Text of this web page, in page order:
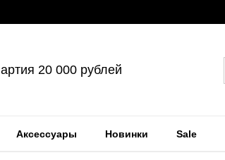
20 000 рублей
Аксессуары Новинки Sale